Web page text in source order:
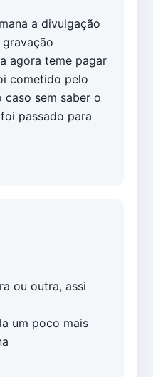
a divulgação
agora teme pagar
cometido pelo
sem saber o
passado para
ou outra, assi
um poco mais